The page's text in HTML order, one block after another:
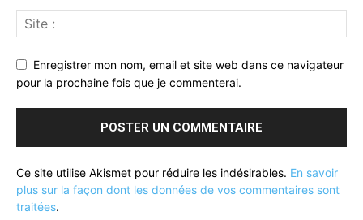
Enregistrer mon nom, email et site web dans ce navigateur
pour la prochaine fois que je commenterai.
Ce site utilise Akismet pour réduire les indésirables. En savoir
plus sur la façon dont les données de vos commentaires sont
traitées.